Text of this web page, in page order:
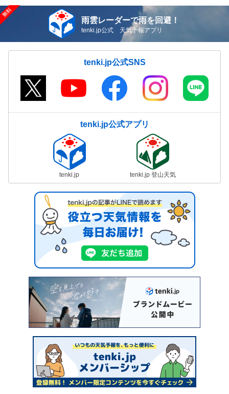
雨雲レーダーで雨を回避！
tenki.jp公式 天気予報アプリ
tenki.jp公式SNS
tenki.jp公式アプリ
tenki.jp tenki.jp 登山天気